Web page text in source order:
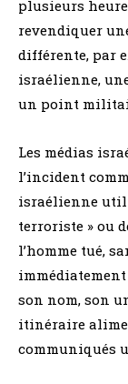
plusieurs
revendiquer
différente, par
israélienne,
un point
Les médias
l’incident
israélienne
terroriste » ou
l’homme tué,
immédiatement
son nom, son
itinéraire
communiqués